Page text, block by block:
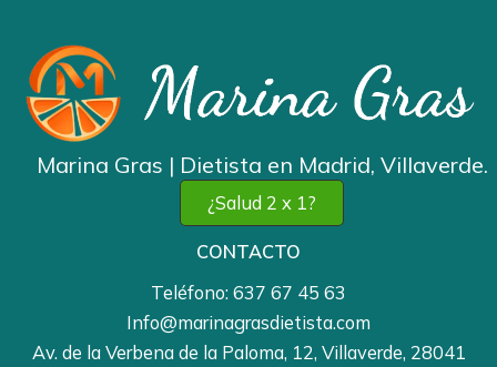
Marina Gras | Dietista en Madrid, Villaverde.
¿Salud 2 x 1?
CONTACTO
Teléfono: 637 67 45 63
Info@marinagrasdietista.com
Av. de la Verbena de la Paloma, 12, Villaverde, 28041